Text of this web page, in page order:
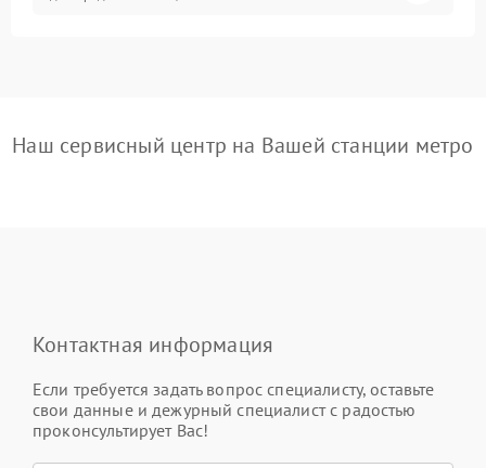
Наш сервисный центр на Вашей станции метро
Контактная информация
Если требуется задать вопрос специалисту, оставьте
свои данные и дежурный специалист с радостью
проконсультирует Вас!